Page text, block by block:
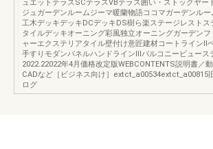
ュエットテラスSCテラスVBテラス囲い・ストックヤー
ジュガーデンルームジーマ暖蘭物語ココマガーデンルー
工木デッキデッキDCデッキDS樹ら楽ステージレストス
タイルデッキオーニング彩風独立オーニングガーデンフ
ャーエクステリアタイル壁付け意匠建材コートラインⅡ
手すりモダンパネルハンドラインⅢバルコニービュース
2022.22022年4月価格改定版WEBCONTENTS説明書／
CADなど［ビジネス向け］extct_a00534extct_a00815
ログ